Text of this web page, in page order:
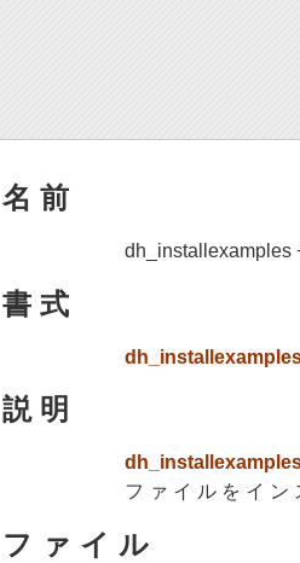
名 前
dh_installexamples
書 式
説 明
フ ァ イ ル を イ ン
フ ァ イ ル